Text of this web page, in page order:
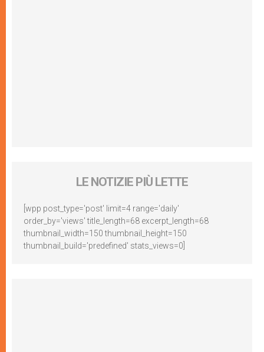
LE NOTIZIE PIÙ LETTE
[wpp post_type='post' limit=4 range='daily'
order_by='views' title_length=68 excerpt_length=68
thumbnail_width=150 thumbnail_height=150
thumbnail_build='predefined' stats_views=0]